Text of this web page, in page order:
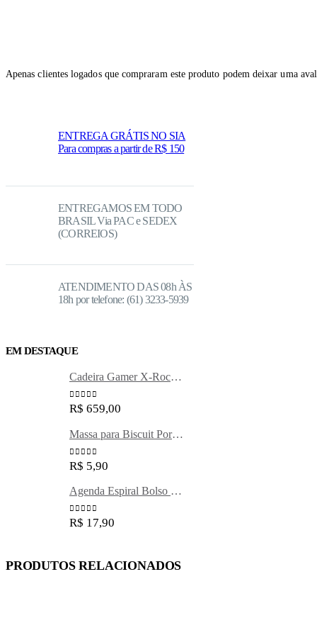
Apenas clientes logados que compraram este produto podem deixar uma
ENTREGA GRÁTIS NO SIA
Para compras a partir de R$ 150
ENTREGAMOS EM TODO
BRASIL Via PAC e SEDEX
(CORREIOS)
ATENDIMENTO DAS 08h ÀS
18h por telefone: (61) 3233-5939
EM DESTAQUE
Cadeira Gamer X-Rocker preta Maxprint
0out of 5
R$ 659,00
Massa para Biscuit Porcelana Fria 90g cores Radex
0out of 5
R$ 5,90
Agenda Espiral Bolso Happy M2 Tilibra
0out of 5
R$ 17,90
PRODUTOS RELACIONADOS